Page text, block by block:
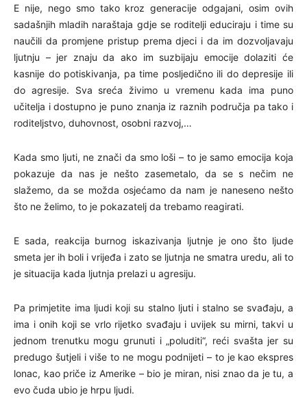
E nije, nego smo tako kroz generacije odgajani, osim ovih
sadašnjih mladih naraštaja gdje se roditelji educiraju i time su
naučili da promjene pristup prema djeci i da im dozvoljavaju
ljutnju – jer znaju da ako im suzbijaju emocije dolaziti će
kasnije do potiskivanja, pa time posljedično ili do depresije ili
do agresije. Sva sreća živimo u vremenu kada ima puno
učitelja i dostupno je puno znanja iz raznih područja pa tako i
roditeljstvo, duhovnost, osobni razvoj,…
Kada smo ljuti, ne znači da smo loši – to je samo emocija koja
pokazuje da nas je nešto zasemetalo, da se s nečim ne
slažemo, da se možda osjećamo da nam je naneseno nešto
što ne želimo, to je pokazatelj da trebamo reagirati.
E sada, reakcija burnog iskazivanja ljutnje je ono što ljude
smeta jer ih boli i vrijeđa i zato se ljutnja ne smatra uredu, ali to
je situacija kada ljutnja prelazi u agresiju.
Pa primjetite ima ljudi koji su stalno ljuti i stalno se svađaju, a
ima i onih koji se vrlo rijetko svađaju i uvijek su mirni, takvi u
jednom trenutku mogu grunuti i „poluditi“, reći svašta jer su
predugo šutjeli i više to ne mogu podnijeti – to je kao ekspres
lonac, kao priče iz Amerike – bio je miran, nisi znao da je tu, a
evo čuda ubio je hrpu ljudi.